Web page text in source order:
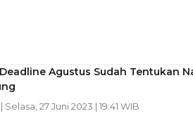
Agustus Sudah Tentukan
| Selasa, 27 Juni 2023 | 19:41 WIB